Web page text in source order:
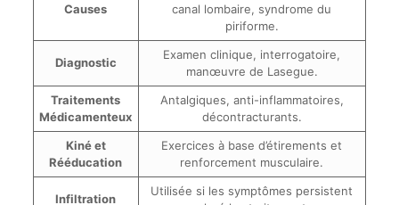
Causes
canal lombaire, syndrome du
piriforme.
Diagnostic
Examen clinique, interrogatoire,
manœuvre de Lasegue.
Traitements
Médicamenteux
Antalgiques, anti-inflammatoires,
décontracturants.
Kiné et
Rééducation
Exercices à base d’étirements et
renforcement musculaire.
Infiltration
Utilisée si les symptômes persistent